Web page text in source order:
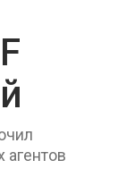
агентов